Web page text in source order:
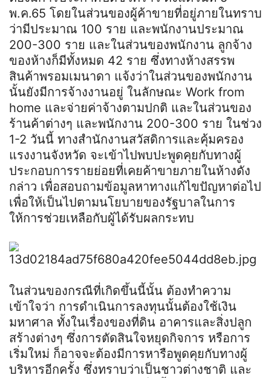
พ.ค.65 โดยในส่วนของผู้ค้าขายที่อยู่ภายในทราบ
ว่ามีประมาณ 100 ราย และพนักงานประมาณ
200-300 ราย และในส่วนของพนักงาน ลูกจ้าง
ของห้างก็มีทั้งหมด 42 ราย ซึ่งทางห้างสรรพ
สินค้าพรอมเมนาดา แจ้งว่าในส่วนของพนักงาน
นั้นยังมีการจ้างงานอยู่ ในลักษณะ Work from
home และจ่ายค่าจ้างตามปกติ และในส่วนของ
ร้านค้าต่างๆ และพนักงาน 200-300 ราย ในช่วง
1-2 วันนี้ ทางสำนักงานสวัสดิการและคุ้มครอง
แรงงานจังหวัด จะเข้าไปพบปะพูดคุยกับทางผู้
ประกอบการรายย่อยที่เคยค้าขายภายในห้างดัง
กล่าว เพื่อสอบถามข้อมูลหาทางแก้ไขปัญหาต่อไป
เพื่อให้เป็นไปตามนโยบายของรัฐบาลในการ
ให้การช่วยเหลือกับผู้ได้รับผลกระทบ
ในส่วนของกรณีที่เกิดขึ้นนี้นั้น ต้องทำความ
เข้าใจว่า การดำเนินการลงทุนนั้นต้องใช้เงิน
มหาศาล ทั้งในเรื่องของที่ดิน อาคารและสิ่งปลูก
สร้างต่างๆ ซึ่งการตัดสินใจหยุดกิจการ หรือการ
เริ่มใหม่ ก็อาจจะต้องมีการหารือพูดคุยกับทางผู้
บริหารอีกครั้ง ซึ่งทราบว่าเป็นชาวต่างชาติ และ